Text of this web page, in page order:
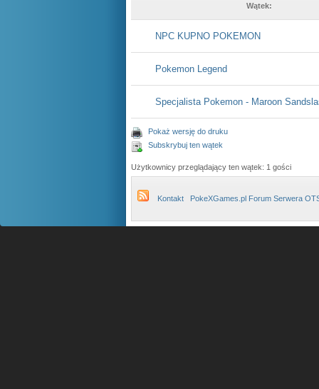
Wątek:
NPC KUPNO POKEMON
Pokemon Legend
Specjalista Pokemon - Maroon
Pokaż wersję do druku
Subskrybuj ten wątek
Użytkownicy przeglądający ten wątek: 1 gości
Kontakt PokeXGames.pl Forum Serwera